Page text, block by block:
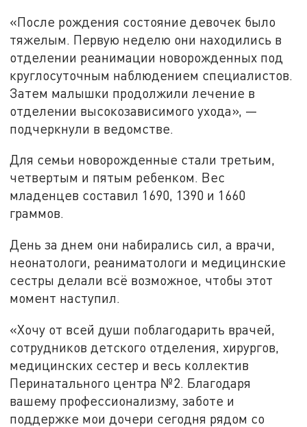
«После рождения состояние девочек было
тяжелым. Первую неделю они находились в
отделении реанимации новорожденных под
круглосуточным наблюдением специалистов.
Затем малышки продолжили лечение в
отделении высокозависимого ухода», —
подчеркнули в ведомстве.
Для семьи новорожденные стали третьим,
четвертым и пятым ребенком. Вес
младенцев составил 1690, 1390 и 1660
граммов.
День за днем они набирались сил, а врачи,
неонатологи, реаниматологи и медицинские
сестры делали всё возможное, чтобы этот
момент наступил.
«Хочу от всей души поблагодарить врачей,
сотрудников детского отделения, хирургов,
медицинских сестер и весь коллектив
Перинатального центра №2. Благодаря
вашему профессионализму, заботе и
поддержке мои дочери сегодня рядом со